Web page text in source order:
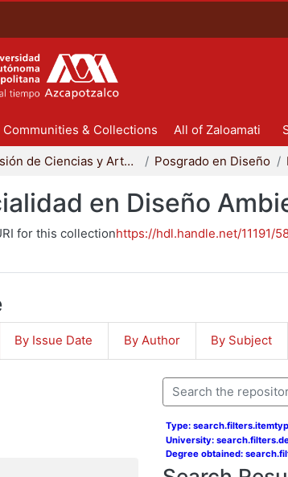
Communities & Collections All of Zaloamati
División de Ciencias y Artes para el Diseño Posgrado en Diseño
en Diseño
for this collectionhttps://hdl.handle.net/11191/
By Issue Date By Author By Subject
Type:
University:
Degree obtained: